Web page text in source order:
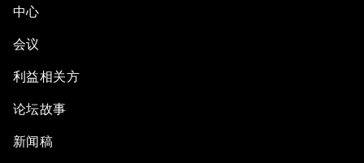
中心
会议
利益相关方
论坛故事
新闻稿